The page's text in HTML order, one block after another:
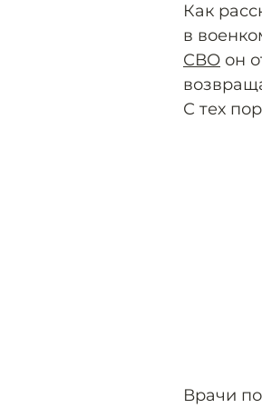
Как
в
СВО он
С тех
Врачи